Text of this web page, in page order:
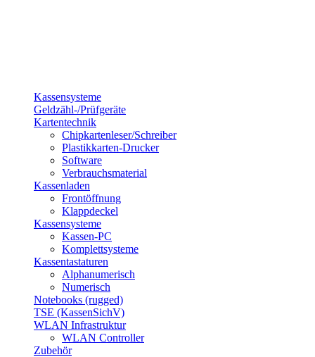
Kassensysteme
Geldzähl-/Prüfgeräte
Kartentechnik
Chipkartenleser/Schreiber
Plastikkarten-Drucker
Software
Verbrauchsmaterial
Kassenladen
Frontöffnung
Klappdeckel
Kassensysteme
Kassen-PC
Komplettsysteme
Kassentastaturen
Alphanumerisch
Numerisch
Notebooks (rugged)
TSE (KassenSichV)
WLAN Infrastruktur
WLAN Controller
Zubehör